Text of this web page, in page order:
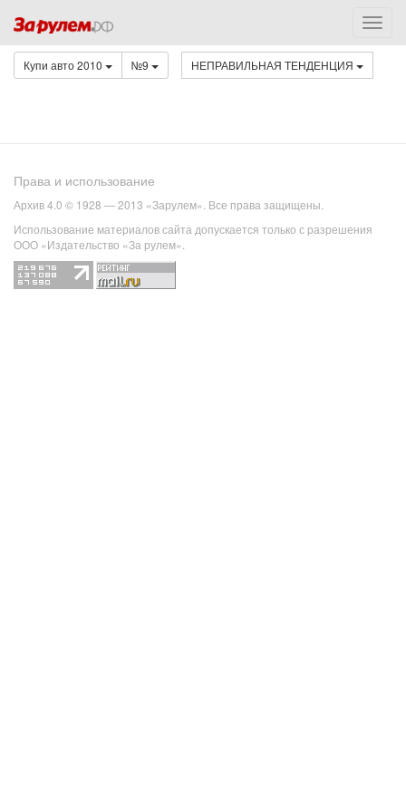
Купи авто 2010 №9 НЕПРАВИЛЬНАЯ ТЕНДЕНЦИЯ
Права и использование
Архив 4.0 © 1928 — 2013 «Зарулем». Все права защищены.
Использование материалов сайта допускается только с разрешения
ООО «Издательство «За рулем».